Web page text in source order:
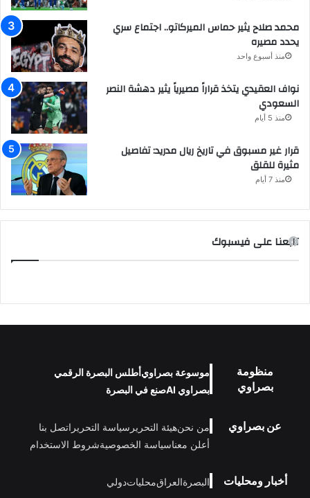
محمد صلاح يثير حماس الميركاتو.. اجتماع سري
يحدد مصيره
منذ أسبوع واحد
نواف العقيدي يتخذ قراراً مصيرياً يثير دهشة النصر
السعودي
منذ 5 أيام
قرار غير مسبوق في تاريخ ريال مدريد: تفاصيل
مثيرة للقلق
منذ 7 أيام
تابعنا على فيسبوك
منظومة
بصراوي
موسوعة بصراويأطلس البصرة الرقمي
بصراوي AI
صنع في البصرة
عن بصراوي من نحنهيئة التحرير سياسة التحرير اتصل بنا
أعلن معناسياسة الخصوصيةشروط الاستخدام
أخبار ومحليات البصرةالعراقمحلياتدولي